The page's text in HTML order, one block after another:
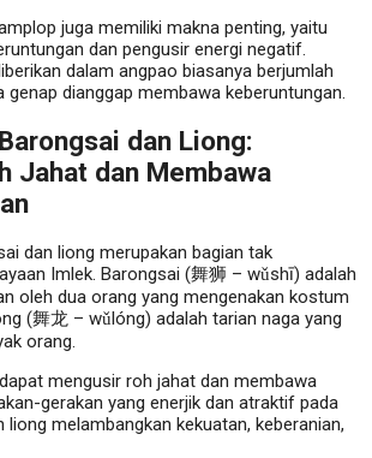
juga memiliki makna penting, yaitu
dan pengusir energi negatif.
dalam angpao biasanya berjumlah
genap dianggap membawa keberuntungan.
dan Liong:
Jahat dan Membawa
dan liong merupakan bagian tak
Imlek. Barongsai (舞狮 – wǔshī) adalah
oleh dua orang yang mengenakan kostum
(舞龙 – wǔlóng) adalah tarian naga yang
orang.
mengusir roh jahat dan membawa
gerakan yang enerjik dan atraktif pada
melambangkan kekuatan, keberanian,